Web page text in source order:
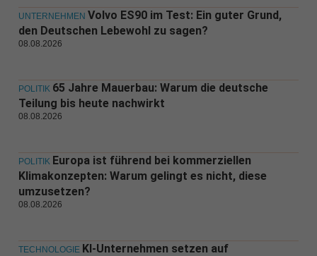
UNTERNEHMEN Volvo ES90 im Test: Ein guter Grund,
den Deutschen Lebewohl zu sagen?
08.08.2026
POLITIK 65 Jahre Mauerbau: Warum die deutsche
Teilung bis heute nachwirkt
08.08.2026
POLITIK Europa ist führend bei kommerziellen
Klimakonzepten: Warum gelingt es nicht, diese
umzusetzen?
08.08.2026
TECHNOLOGIE KI-Unternehmen setzen auf